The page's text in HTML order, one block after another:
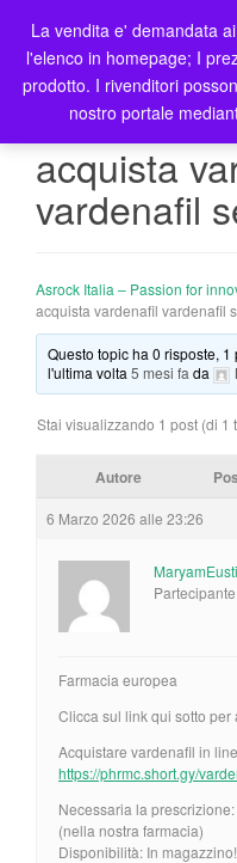
acquista
vardenafil
Asrock Italia – Passion for
acquista vardenafil vardenafil
Questo topic ha 0 risposte,
l'ultima volta5 mesi fa da
Stai visualizzando 1 post (di 1
Autore
6 Marzo 2026 alle 23:26
Partecipante
Farmacia europea
Clicca sul link qui sotto
Acquistare vardenafil in
https://phrmc.short.gy/
Necessaria la
(nella nostra farmacia)
Disponibilità: In magazzino!
La vendita e' demandata
l'elenco in homepage; I
prodotto. I rivenditori
nostro portale